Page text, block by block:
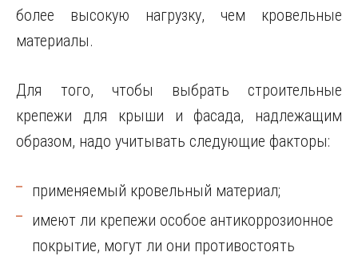
более высокую нагрузку, чем кровельные
материалы.
Для того, чтобы выбрать строительные
крепежи для крыши и фасада, надлежащим
образом, надо учитывать следующие факторы:
применяемый кровельный материал;
имеют ли крепежи особое антикоррозионное
покрытие, могут ли они противостоять